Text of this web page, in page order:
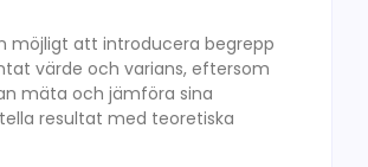
möjligt att introducera begrepp
värde och varians, eftersom
mäta och jämföra sina
resultat med teoretiska